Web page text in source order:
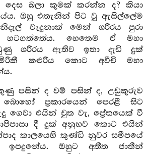
දෙස බලා කුමක් කරන්න ද? කියා
ඔහු එතැනින් පිට වූ ඇසිල්ලේම
වැදුනාක් මෙන් ශරීරය පුරා
හටගත්තේය. හෙතෙම ඒ මහා
ශරීරය ඇතිව ඉතා දැඩි දුක්
මිරිකී කළුරිය කොට අවීචි මහා
පසින් ද වම් පසින් ද, උඩුකුරුව
ප්‍රකාරයෙන් පෙරළී සිට
ගෙවා එයින් චුත වැ, ප්‍රේතයෙක් වී
දී දුක් අනුභව කොට එයින්
කාලයෙහි කුණ්ඩි නුවර සමීපයේ
ඉපදුනේය. ඔහුට අතීත ජාතීන්